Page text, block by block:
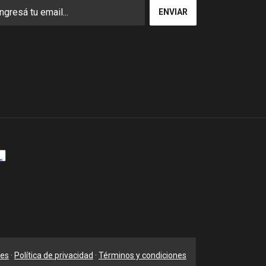
· Política de privacidad · Términos y condiciones